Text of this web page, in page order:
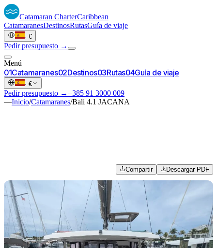
Catamaran CharterCaribbean
CatamaranesDestinosRutasGuía de viaje
· €
Pedir presupuesto →
Menú
01Catamaranes02Destinos03Rutas04Guía de viaje
· €
Pedir presupuesto →+385 91 3000 009
—Inicio/Catamaranes/Bali 4.1 JACANA
Compartir Descargar PDF